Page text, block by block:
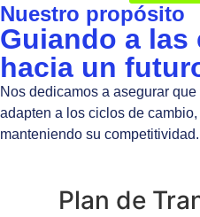
Nuestro propósito
Guiando a las
hacia un
Nos dedicamos a asegurar
adapten a los ciclos de
manteniendo su competitividad.
Plan de